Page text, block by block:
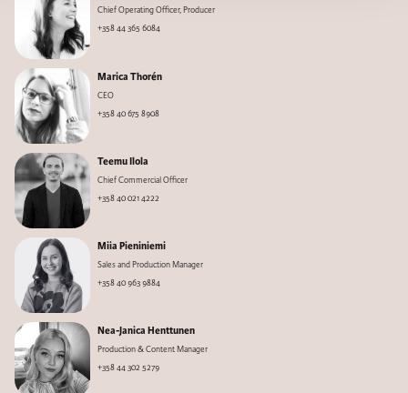
Chief Operating Officer, Producer
+358 44 365 6084
Marica Thorén
CEO
+358 40 675 8908
Teemu Ilola
Chief Commercial Officer
+358 40 021 4222
Miia Pieniniemi
Sales and Production Manager
+358 40 963 9884
Nea-Janica Henttunen
Production & Content Manager
+358 44 302 5279